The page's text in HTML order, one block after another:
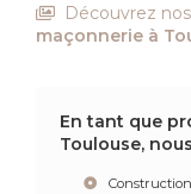
Découvrez
maçonnerie à
En tant que
Toulouse,